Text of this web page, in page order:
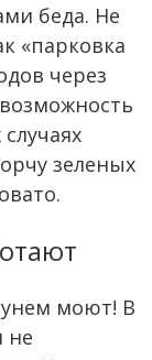
беда. Не
«парковка
через
зеленых
моют! В
не